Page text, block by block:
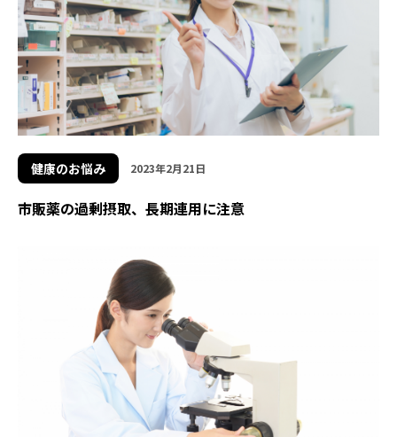
健康のお悩み 2023年2月21日
市販薬の過剰摂取、長期連用に注意